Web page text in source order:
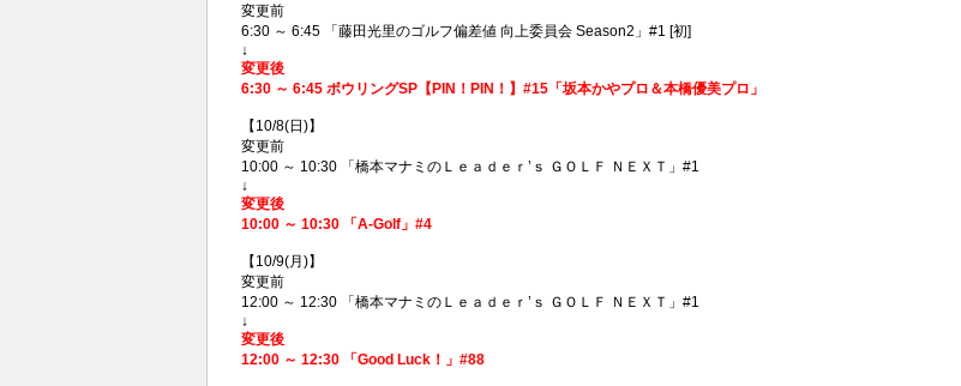
変更前
6:30 ～ 6:45 「藤田光里のゴルフ偏差値 向上委員会 Season2」#1 [初]
↓
変更後
6:30 ～ 6:45 ボウリングSP【PIN！PIN！】#15「坂本かやプロ＆本橋優美プロ」
【10/8(日)】
変更前
10:00 ～ 10:30 「橋本マナミのＬｅａｄｅｒ’ｓ ＧＯＬＦ ＮＥＸＴ」#1
↓
変更後
10:00 ～ 10:30 「A-Golf」#4
【10/9(月)】
変更前
12:00 ～ 12:30 「橋本マナミのＬｅａｄｅｒ’ｓ ＧＯＬＦ ＮＥＸＴ」#1
↓
変更後
12:00 ～ 12:30 「Good Luck！」#88